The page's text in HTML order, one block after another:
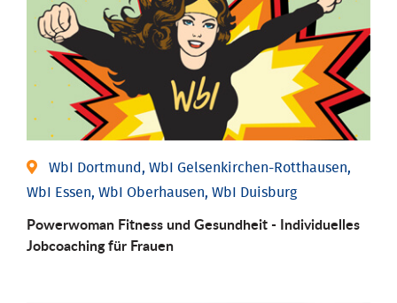
WbI Dortmund, WbI Gelsenkirchen-Rotthausen,
WbI Essen, WbI Oberhausen, WbI Duisburg
Powerwoman Fitness und Gesund­heit - Individu­elles
Job­coaching für Frauen